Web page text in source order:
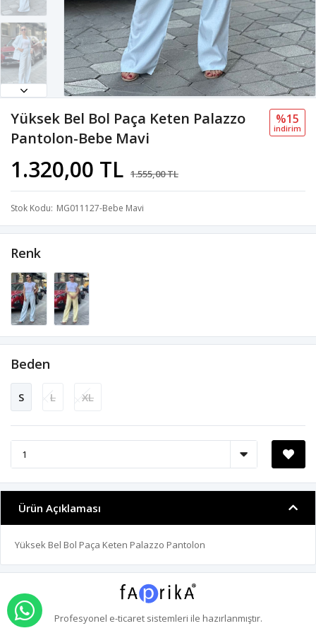
Yüksek Bel Bol Paça Keten Palazzo
Pantolon-Bebe Mavi
1.320,00 TL 1.555,00 TL
%15
i̇ndi̇ri̇m
Stok Kodu MG011127-Bebe Mavi
Renk
Beden
S L XL
Ürün Açıklaması
Yüksek Bel Bol Paça Keten Palazzo Pantolon
Profesyonel e-ticaretsistemleri ile hazırlanmıştır.